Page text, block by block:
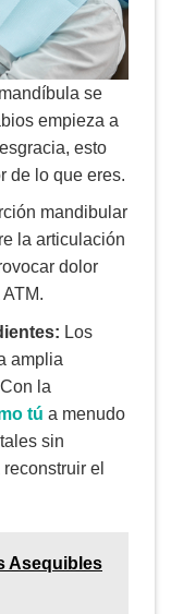
se
empieza a
esto
de lo que eres.
mandibular
la articulación
dolor
Los
amplia
la
tú a menudo
sin
el
Asequibles